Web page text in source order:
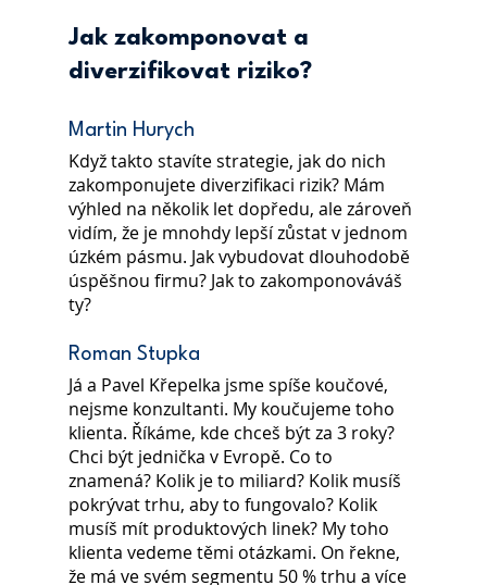
Jak zakomponovat a
diverzifikovat riziko?
Martin Hurych
Když takto stavíte strategie, jak do nich
zakomponujete diverzifikaci rizik? Mám
výhled na několik let dopředu, ale zároveň
vidím, že je mnohdy lepší zůstat v jednom
úzkém pásmu. Jak vybudovat dlouhodobě
úspěšnou firmu? Jak to zakomponováváš
ty?
Roman Stupka
Já a Pavel Křepelka jsme spíše koučové,
nejsme konzultanti. My koučujeme toho
klienta. Říkáme, kde chceš být za 3 roky?
Chci být jednička v Evropě. Co to
znamená? Kolik je to miliard? Kolik musíš
pokrývat trhu, aby to fungovalo? Kolik
musíš mít produktových linek? My toho
klienta vedeme těmi otázkami. On řekne,
že má ve svém segmentu 50 % trhu a více